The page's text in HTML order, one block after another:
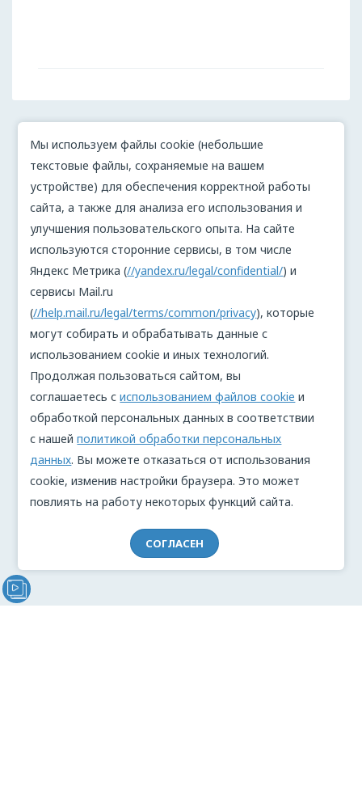
Мы используем файлы cookie (небольшие
текстовые файлы, сохраняемые на вашем
устройстве) для обеспечения корректной работы
сайта, а также для анализа его использования и
улучшения пользовательского опыта. На сайте
используются сторонние сервисы, в том числе
Яндекс Метрика (//yandex.ru/legal/confidential/) и
сервисы Mail.ru
(//help.mail.ru/legal/terms/common/privacy), которые
могут собирать и обрабатывать данные с
использованием cookie и иных технологий.
Продолжая пользоваться сайтом, вы
соглашаетесь сиспользованием файлов cookie и
обработкой персональных данных в соответствии
с нашейполитикой обработки персональных
данных. Вы можете отказаться от использования
cookie, изменив настройки браузера. Это может
повлиять на работу некоторых функций сайта.
СОГЛАСЕН